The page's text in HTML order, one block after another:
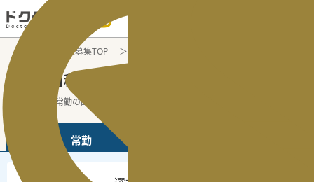
医師転職・求人募集TOP
その他内科
その他内科の常勤の医師求人の検索結果で
常勤